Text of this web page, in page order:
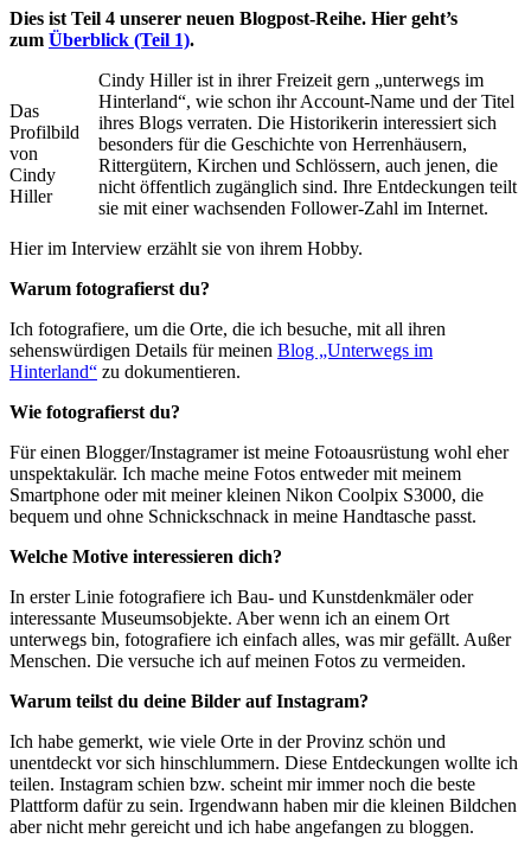
Dies ist Teil 4 unserer neuen Blogpost-Reihe. Hier geht’s
zum Überblick (Teil 1).
Das
Profilbild
von
Cindy
Hiller
Cindy Hiller ist in ihrer Freizeit gern „unterwegs im
Hinterland“, wie schon ihr Account-Name und der Titel
ihres Blogs verraten. Die Historikerin interessiert sich
besonders für die Geschichte von Herrenhäusern,
Rittergütern, Kirchen und Schlössern, auch jenen, die
nicht öffentlich zugänglich sind. Ihre Entdeckungen teilt
sie mit einer wachsenden Follower-Zahl im Internet.
Hier im Interview erzählt sie von ihrem Hobby.
Warum fotografierst du?
Ich fotografiere, um die Orte, die ich besuche, mit all ihren
sehenswürdigen Details für meinen Blog „Unterwegs im
Hinterland“ zu dokumentieren.
Wie fotografierst du?
Für einen Blogger/Instagramer ist meine Fotoausrüstung wohl eher
unspektakulär. Ich mache meine Fotos entweder mit meinem
Smartphone oder mit meiner kleinen Nikon Coolpix S3000, die
bequem und ohne Schnickschnack in meine Handtasche passt.
Welche Motive interessieren dich?
In erster Linie fotografiere ich Bau- und Kunstdenkmäler oder
interessante Museumsobjekte. Aber wenn ich an einem Ort
unterwegs bin, fotografiere ich einfach alles, was mir gefällt. Außer
Menschen. Die versuche ich auf meinen Fotos zu vermeiden.
Warum teilst du deine Bilder auf Instagram?
Ich habe gemerkt, wie viele Orte in der Provinz schön und
unentdeckt vor sich hinschlummern. Diese Entdeckungen wollte ich
teilen. Instagram schien bzw. scheint mir immer noch die beste
Plattform dafür zu sein. Irgendwann haben mir die kleinen Bildchen
aber nicht mehr gereicht und ich habe angefangen zu bloggen.